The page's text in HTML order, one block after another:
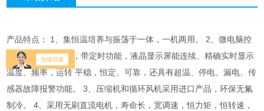
产品特点： 1、集恒温培养与振荡于一体，一机两用。 2、微电脑控
制温度和振荡频率，带定时功能，液晶显示屏能连续、精确实时显示
温度、频率，运转 平稳，恒定、可靠，还具有超温、停电、漏电、传
感器故障报警功能。 3、压缩机和循环风机采用进口产品，环保无氟
制冷。 4、采用无刷直流电机，寿命长，宽调速，恒力矩，恒转速，